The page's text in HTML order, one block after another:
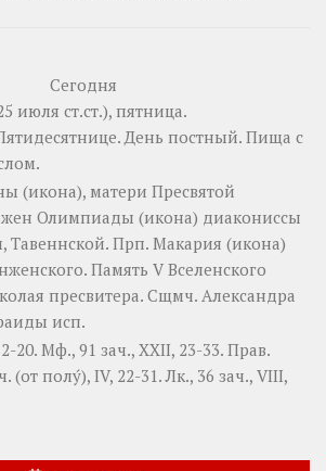
Сегодня
июля ст.ст.), пятница.
День постный. Пища с
(икона), матери Пресвятой
Олимпиады (икона) диакониссы
Тавеннской. Прп.Макария (икона)
Память V Вселенского
пресвитера. Сщмч. Александра
исп.
20. Мф., 91 зач., XXII, 23-33. Прав.
(от полу́), IV, 22-31. Лк., 36 зач., VIII,